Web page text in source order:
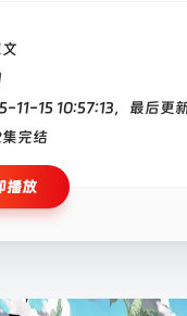
11-15 10:57:13，最后更
集完结
播放